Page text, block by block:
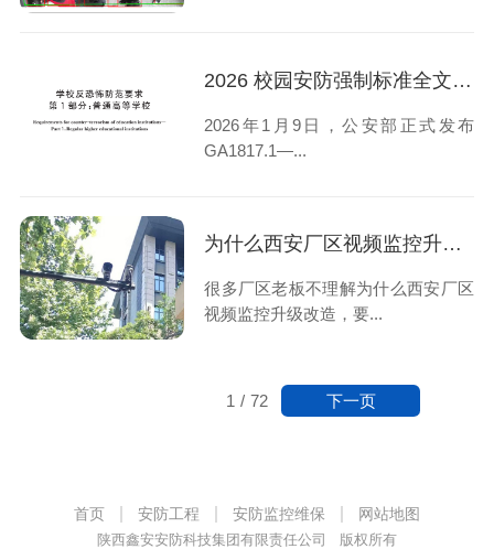
2026 校园安防强制标准全文解读：陕西校园安防改造指南
2026年1月9日，公安部正式发布
GA1817.1—...
为什么西安厂区视频监控升级改造，要选本地安防公司？
很多厂区老板不理解为什么西安厂区
视频监控升级改造，要...
1 / 72 下一页
首页 安防工程 安防监控维保 网站地图
陕西鑫安安防科技集团有限责任公司 版权所有